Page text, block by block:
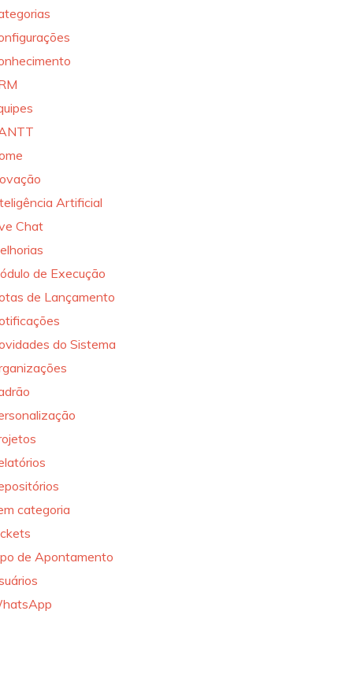
Artificial
Chat
de Execução
de Lançamento
do Sistema
categoria
de Apontamento